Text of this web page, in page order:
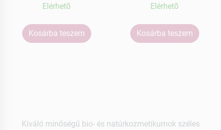
Elérhetõ
Kosárba teszem
Elérhetõ
Kosárba teszem
Kiváló minőségű bio- és natúrkozmetikumok széles